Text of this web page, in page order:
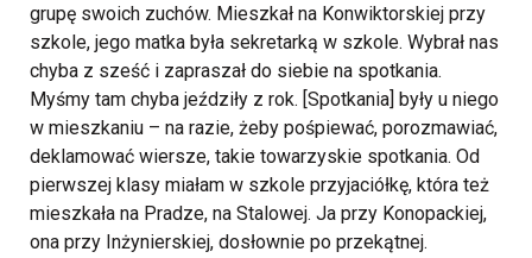
grupę swoich zuchów. Mieszkał na Konwiktorskiej przy
szkole, jego matka była sekretarką w szkole. Wybrał nas
chyba z sześć i zapraszał do siebie na spotkania.
Myśmy tam chyba jeździły z rok. [Spotkania] były u niego
w mieszkaniu – na razie, żeby pośpiewać, porozmawiać,
deklamować wiersze, takie towarzyskie spotkania. Od
pierwszej klasy miałam w szkole przyjaciółkę, która też
mieszkała na Pradze, na Stalowej. Ja przy Konopackiej,
ona przy Inżynierskiej, dosłownie po przekątnej.